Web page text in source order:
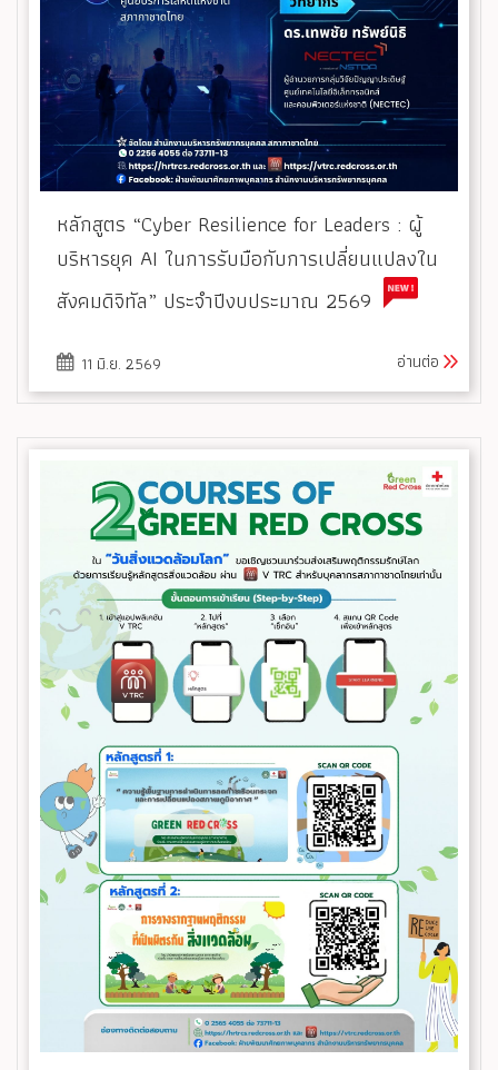
หลักสูตร “Cyber Resilience for Leaders : ผู้
บริหารยุค AI ในการรับมือกับการเปลี่ยนแปลงใน
สังคมดิจิทัล” ประจำปีงบประมาณ 2569
11 มิ.ย. 2569 อ่านต่อ